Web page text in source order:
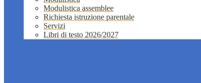
Modulistica assemblee
Richiesta istruzione parentale
Servizi
Libri di testo 2026/2027